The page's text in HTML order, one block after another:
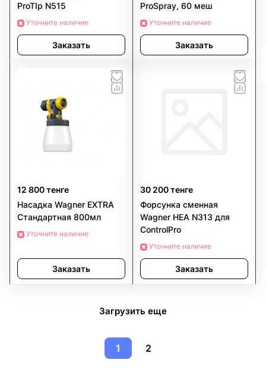
ProTIp N515
Уточните наличие
Заказать
ProSpray, 60 меш
Уточните наличие
Заказать
12 800 тенге
Насадка Wagner EXTRA
Стандартная 800мл
Уточните наличие
Заказать
30 200 тенге
Форсунка сменная
Wagner HEA N313 для
ControlPro
Уточните наличие
Заказать
Загрузить еще
1 2